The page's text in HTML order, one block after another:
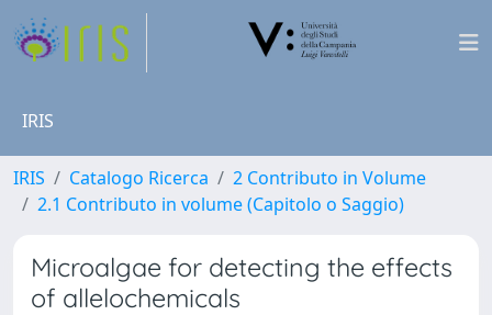
IRIS
IRIS Catalogo Ricerca
2 Contributo in Volume
2.1 Contributo in volume (Capitolo o Saggio)
Microalgae for detecting the effects
of allelochemicals